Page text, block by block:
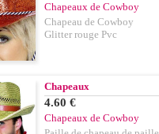
Chapeaux de Cowboy
Chapeau de Cowboy
Glitter rouge Pvc
Chapeaux
4.60 €
Chapeaux de Cowboy